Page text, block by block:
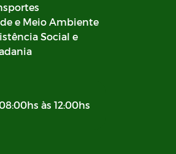
e Meio Ambiente
Social e
às 12:00hs